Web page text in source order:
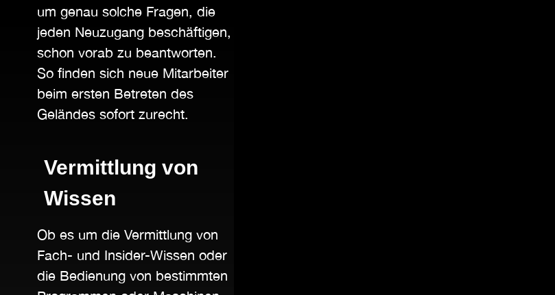
um genau solche Fragen, die
jeden Neuzugang beschäftigen,
schon vorab zu beantworten.
So finden sich neue Mitarbeiter
beim ersten Betreten des
Geländes sofort zurecht.
Vermittlung von
Wissen
Ob es um die Vermittlung von
Fach- und Insider-Wissen oder
die Bedienung von bestimmten